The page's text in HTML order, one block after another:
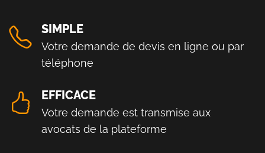
SIMPLE
Votre demande de devis en ligne ou par
téléphone
EFFICACE
Votre demande est transmise aux
avocats de la plateforme